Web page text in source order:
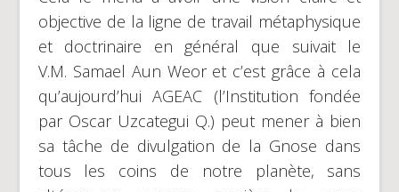
objective de la ligne de travail métaphysique
et doctrinaire en général que suivait le
V.M. Samael Aun Weor et c’est grâce à cela
qu’aujourd’hui AGEAC (l’Institution fondée
par Oscar Uzcategui Q.) peut mener à bien
sa tâche de divulgation de la Gnose dans
tous les coins de notre planète, sans